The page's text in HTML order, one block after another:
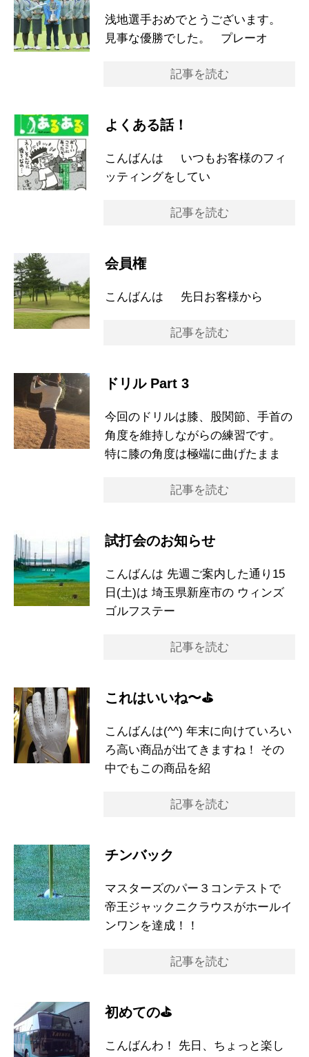
浅地選手おめでとうございます。
見事な優勝でした。 プレーオ
記事を読む
よくある話！
こんばんは いつもお客様のフィ
ッティングをしてい
記事を読む
会員権
こんばんは 先日お客様から
記事を読む
ドリル Part 3
今回のドリルは膝、股関節、手首の
角度を維持しながらの練習です。
特に膝の角度は極端に曲げたまま
記事を読む
試打会のお知らせ
こんばんは 先週ご案内した通り15
日(土)は 埼玉県新座市の ウィンズ
ゴルフステー
記事を読む
これはいいね〜⛳️
こんばんは(^^) 年末に向けていろい
ろ高い商品が出てきますね！ その
中でもこの商品を紹
記事を読む
チンバック
マスターズのパー３コンテストで
帝王ジャックニクラウスがホールイ
ンワンを達成！！
記事を読む
初めての⛳
こんばんわ！ 先日、ちょっと楽し